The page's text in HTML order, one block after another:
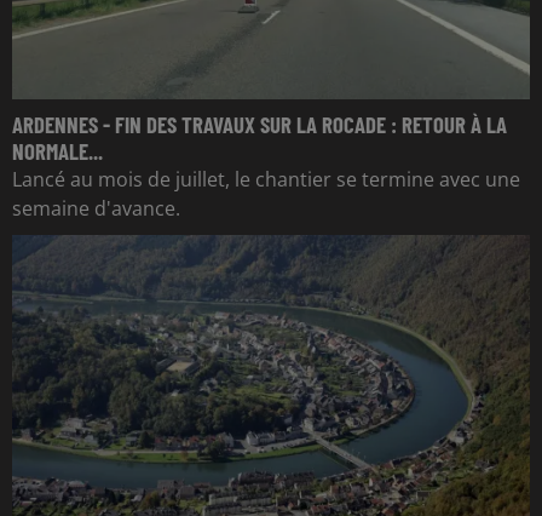
ARDENNES - FIN DES TRAVAUX SUR LA ROCADE : RETOUR À LA
NORMALE...
Lancé au mois de juillet, le chantier se termine avec une
semaine d'avance.